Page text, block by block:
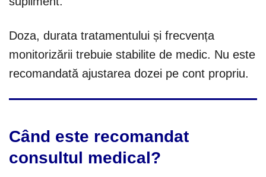
Doza, durata tratamentului și frecvența
monitorizării trebuie stabilite de medic. Nu este
recomandată ajustarea dozei pe cont propriu.
Când este recomandat
consultul medical?